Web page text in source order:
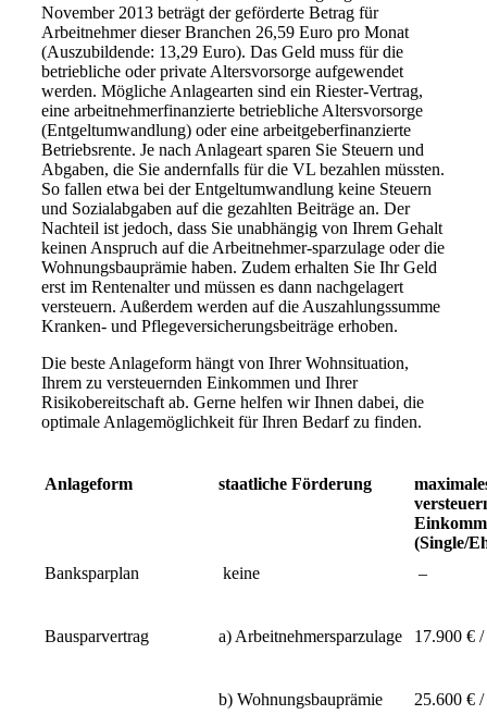
November 2013 beträgt der geförderte Betrag für
Arbeitnehmer dieser Branchen 26,59 Euro pro Monat
(Auszubildende: 13,29 Euro). Das Geld muss für die
betriebliche oder private Altersvorsorge aufgewendet
werden. Mögliche Anlagearten sind ein Riester-Vertrag,
eine arbeitnehmerfinanzierte betriebliche Altersvorsorge
(Entgeltumwandlung) oder eine arbeitgeberfinanzierte
Betriebsrente. Je nach Anlageart sparen Sie Steuern und
Abgaben, die Sie andernfalls für die VL bezahlen müssten.
So fallen etwa bei der Entgeltumwandlung keine Steuern
und Sozialabgaben auf die gezahlten Beiträge an. Der
Nachteil ist jedoch, dass Sie unabhängig von Ihrem Gehalt
keinen Anspruch auf die Arbeitnehmer-sparzulage oder die
Wohnungsbauprämie haben. Zudem erhalten Sie Ihr Geld
erst im Rentenalter und müssen es dann nachgelagert
versteuern. Außerdem werden auf die Auszahlungssumme
Kranken- und Pflegeversicherungsbeiträge erhoben.
Die beste Anlageform hängt von Ihrer Wohnsituation,
Ihrem zu versteuernden Einkommen und Ihrer
Risikobereitschaft ab. Gerne helfen wir Ihnen dabei, die
optimale Anlagemöglichkeit für Ihren Bedarf zu finden.
Anlageform staatliche Förderung
(Single/
Banksparplan
keine –
Bausparvertrag a) Arbeitnehmer­sparzulage 17.900 €
b) Wohnungsbauprämie 25.600 €